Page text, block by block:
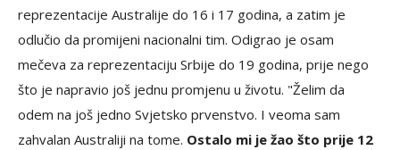
reprezentacije Australije do 16 i 17 godina, a zatim je
odlučio da promijeni nacionalni tim. Odigrao je osam
mečeva za reprezentaciju Srbije do 19 godina, prije nego
što je napravio još jednu promjenu u životu. "Želim da
odem na još jedno Svjetsko prvenstvo. I veoma sam
zahvalan Australiji na tome. Ostalo mi je žao što prije 12